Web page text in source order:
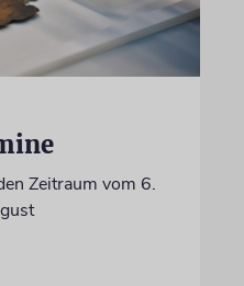
Zeitraum vom 6.